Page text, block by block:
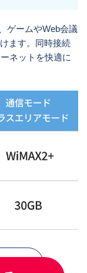
ゲームやWeb会議
ます。同時接続
ネットを快適に